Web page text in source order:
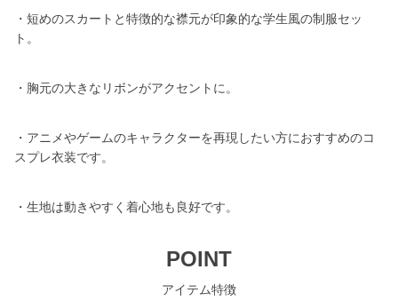
・短めのスカートと特徴的な襟元が印象的な学生風の制服セッ
ト。
・胸元の大きなリボンがアクセントに。
・アニメやゲームのキャラクターを再現したい方におすすめのコ
スプレ衣装です。
・生地は動きやすく着心地も良好です。
POINT
アイテム特徴